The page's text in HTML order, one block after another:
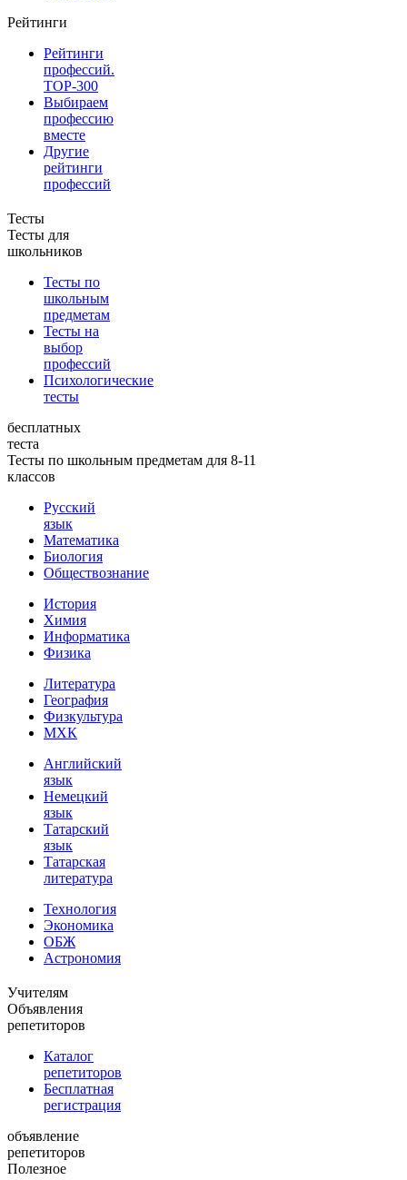
Рейтинги
Рейтинги
профессий.
TOP-300
Выбираем
профессию
вместе
Другие
рейтинги
профессий
Тесты
Тесты для
школьников
Тесты по
школьным
предметам
Тесты на
выбор
профессий
Психологические
тесты
бесплатных
теста
Тесты по школьным предметам для 8-11
классов
Русский
язык
Математика
Биология
Обществознание
История
Химия
Информатика
Физика
Литература
География
Физкультура
МХК
Английский
язык
Немецкий
язык
Татарский
язык
Татарская
литература
Технология
Экономика
ОБЖ
Астрономия
Учителям
Объявления
репетиторов
Каталог
репетиторов
Бесплатная
регистрация
объявление
репетиторов
Полезное